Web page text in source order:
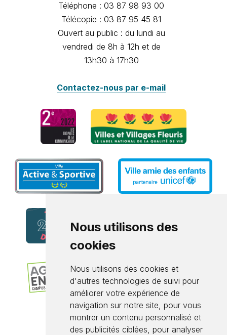
Nous utilisons des
cookies
Nous utilisons des cookies et
d'autres technologies de suivi pour
améliorer votre expérience de
navigation sur notre site, pour vous
montrer un contenu personnalisé et
des publicités ciblées, pour analyser
Téléphone : 03 87 98 93 00
Télécopie : 03 87 95 45 81
Ouvert au public : du lundi au
vendredi de 8h à 12h et de
13h30 à 17h30
Contactez-nous par e-mail